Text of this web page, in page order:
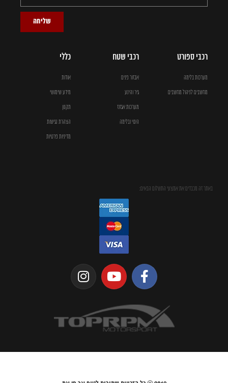
שליחה
רכבי ספורט
מערכות בלימה
מחשבים לניהול מחשבים
רכבי שטח
אבזור פנים
גיר והינע
מערכות אגזוז
היגוי ובלימה
כללי
אודות
מידע שימושי
תקנון
הצהרת נגישות
מדיניות פרטיות
באתר זה מכבדים את אמצעי התשלום הבאים: